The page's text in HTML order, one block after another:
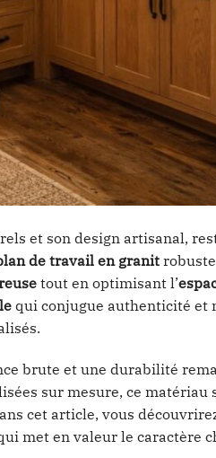
et son design artisanal,
de travail en granit
tout en optimisant l’
qui conjugue authenticité et
brute et une durabilité
sur mesure, ce
cet article, vous
met en valeur le caractère